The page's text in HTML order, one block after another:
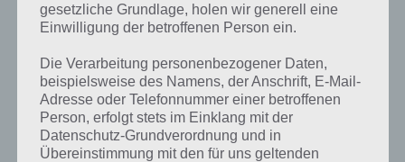
gesetzliche Grundlage, holen wir generell eine
Einwilligung der betroffenen Person ein.
Die Verarbeitung personenbezogener Daten,
beispielsweise des Namens, der Anschrift, E-Mail-
Adresse oder Telefonnummer einer betroffenen
Person, erfolgt stets im Einklang mit der
Datenschutz-Grundverordnung und in
Übereinstimmung mit den für uns geltenden